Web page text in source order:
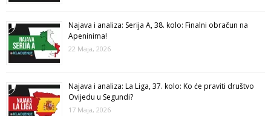
Najava i analiza: Serija A, 38. kolo: Finalni obračun na
Apeninima!
22 Maja, 2026
Najava i analiza: La Liga, 37. kolo: Ko će praviti društvo
Ovijedu u Segundi?
17 Maja, 2026